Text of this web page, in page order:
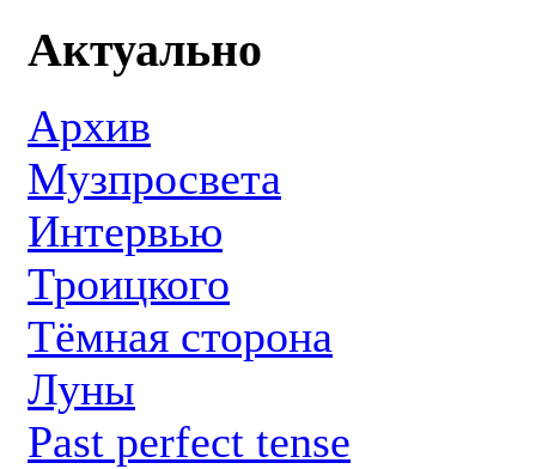
Актуально
Архив
Музпросвета
Интервью
Троицкого
Тёмная сторона
Луны
Past perfect tense